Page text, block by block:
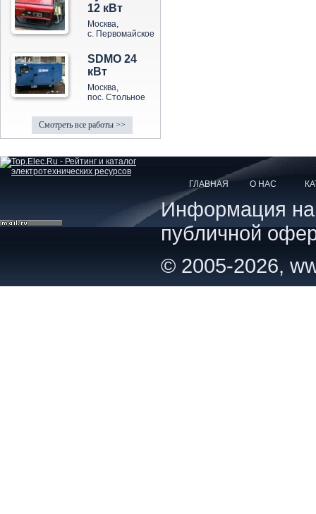
12 кВт
Москва,
с. Первомайское
SDMO 24
кВт
Москва,
пос. Стольное
Смотреть все работы >>
ГЛАВНАЯ О НАС
Информация на
публичной
© 2005-2026,